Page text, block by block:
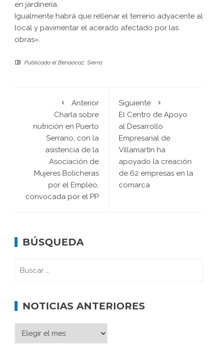
en jardinería.
Igualmente habrá que rellenar el terreno adyacente al
local y pavimentar el acerado afectado por las
obras».
Publicado el Benaocaz, Sierra
Anterior
Charla sobre
nutrición en Puerto
Serrano, con la
asistencia de la
Asociación de
Mujeres Bolicheras
por el Empleo,
convocada por el PP
Siguiente
El Centro de Apoyo
al Desarrollo
Empresarial de
Villamartín ha
apoyado la creación
de 62 empresas en la
comarca
BÚSQUEDA
NOTICIAS ANTERIORES